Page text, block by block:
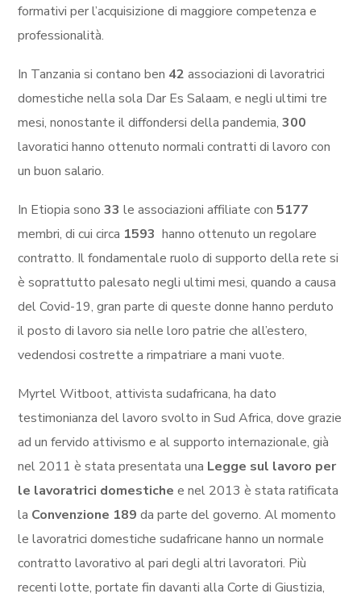
formativi per l’acquisizione di maggiore competenza e
professionalità.
In Tanzania si contano ben 42 associazioni di lavoratrici
domestiche nella sola Dar Es Salaam, e negli ultimi tre
mesi, nonostante il diffondersi della pandemia, 300
lavoratici hanno ottenuto normali contratti di lavoro con
un buon salario.
In Etiopia sono33 le associazioni affiliate con 5177
membri, di cui circa 1593 hanno ottenuto un regolare
contratto. Il fondamentale ruolo di supporto della rete si
è soprattutto palesato negli ultimi mesi, quando a causa
del Covid-19, gran parte di queste donne hanno perduto
il posto di lavoro sia nelle loro patrie che all’estero,
vedendosi costrette a rimpatriare a mani vuote.
Myrtel Witboot, attivista sudafricana, ha dato
testimonianza del lavoro svolto in Sud Africa, dove grazie
ad un fervido attivismo e al supporto internazionale, già
nel 2011 è stata presentata una Legge sul lavoro per
le lavoratrici domestiche e nel 2013 è stata ratificata
la Convenzione 189 da parte del governo. Al momento
le lavoratrici domestiche sudafricane hanno un normale
contratto lavorativo al pari degli altri lavoratori. Più
recenti lotte, portate fin davanti alla Corte di Giustizia,